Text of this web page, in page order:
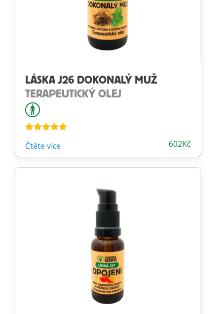
LÁSKA J26 DOKONALÝ MUŽ
TERAPEUTICKÝ OLEJ
5.00z 5 602Kč
Čtěte více